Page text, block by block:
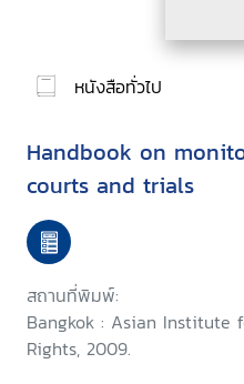
หนังสือทั่วไป
Handbook on
courts and trials
สถานที่พิมพ์:
Bangkok : Asian Institute
Rights, 2009.